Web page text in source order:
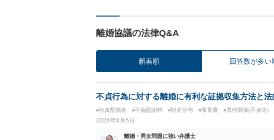
離婚協議の法律Q&A
新着順 回答数が多い
不貞行為に対する離婚に有利な証拠収集方法と
#有責配偶者 #不倫慰謝料 #財産分与 #養育費 #異性関係(不貞等)
2026年8月5日
離婚・男女問題に強い弁護士